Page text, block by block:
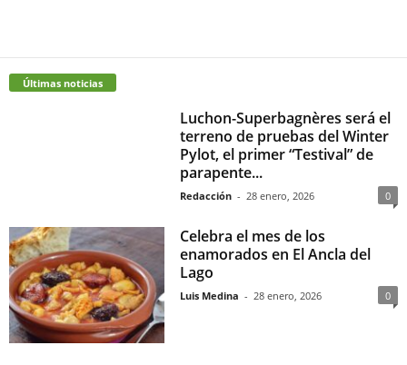
Últimas noticias
Luchon-Superbagnères será el
terreno de pruebas del Winter
Pylot, el primer “Testival” de
parapente...
Redacción - 28 enero, 2026 0
Celebra el mes de los
enamorados en El Ancla del
Lago
Luis Medina - 28 enero, 2026 0